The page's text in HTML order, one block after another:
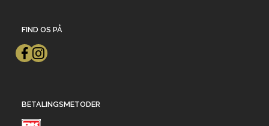
FIND OS PÅ
BETALINGSMETODER